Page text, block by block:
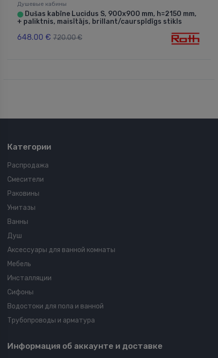
Душевые кабины
⬤ Dušas kabīne Lucidus S, 900x900 mm, h=2150 mm,
+ paliktnis, maisītājs, brillant/caurspīdīgs stikls
648.00 € 720.00 €
Категории
Распродажа
Смесители
Раковины
Унитазы
Ванны
Душ
Аксессуары для ванной комнаты
Мебель
Инсталляции
Сифоны
Водостоки для пола и ванной
Трубопроводы и арматура
Информация об аккаунте и доставке